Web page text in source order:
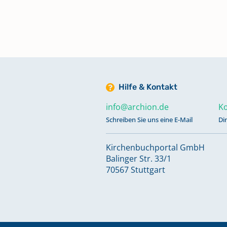
Trauungen 1620 - 1624
Keine verfügbaren Digitalisate
Trauungen 1625 - 1634
Keine verfügbaren Digitalisate
Hilfe & Kontakt
info@archion.de
Schreiben Sie uns eine E-Mail
Kirchenbuchportal GmbH
Balinger Str. 33/1
70567 Stuttgart